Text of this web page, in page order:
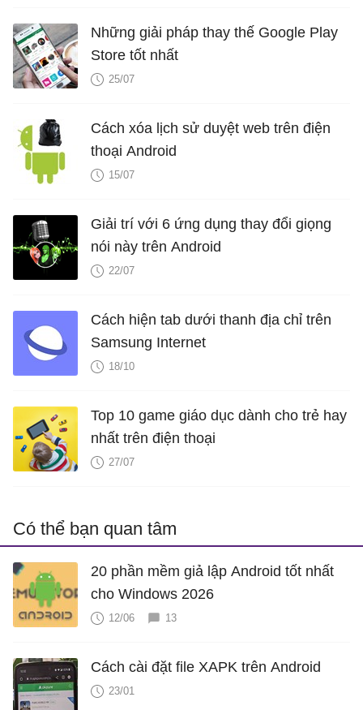
Những giải pháp thay thế Google Play
Store tốt nhất
25/07
Cách xóa lịch sử duyệt web trên điện
thoại Android
15/07
Giải trí với 6 ứng dụng thay đổi giọng
nói này trên Android
22/07
Cách hiện tab dưới thanh địa chỉ trên
Samsung Internet
18/10
Top 10 game giáo dục dành cho trẻ hay
nhất trên điện thoại
27/07
Có thể bạn quan tâm
20 phần mềm giả lập Android tốt nhất
cho Windows 2026
12/06 13
Cách cài đặt file XAPK trên Android
23/01